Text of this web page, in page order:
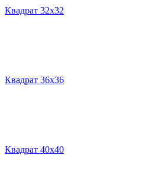
Квадрат 32х32
Квадрат 36х36
Квадрат 40х40